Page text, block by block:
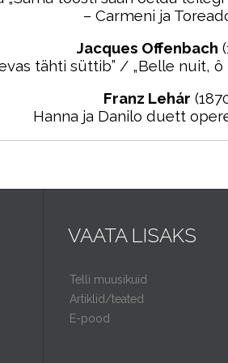
– Carmeni ja
Jacques Offenbach
tähti süttib” / „Belle nuit, ô
Franz Lehár
Hanna ja Danilo duett
VAATA LISAKS
Telli muusikuid
Artiklid/teated
E-pood